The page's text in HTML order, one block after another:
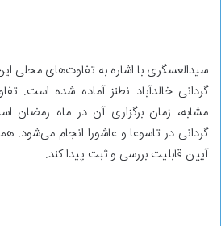
سیدالعسگری با اشاره به تفاوت‌های محلی
گردانی خالدآباد نطنز آماده شده است.
مشابه، زمان برگزاری آن در ماه رمضان
گردانی در تاسوعا و عاشورا انجام
آیین قابلیت بررسی و ثبت پیدا کند.